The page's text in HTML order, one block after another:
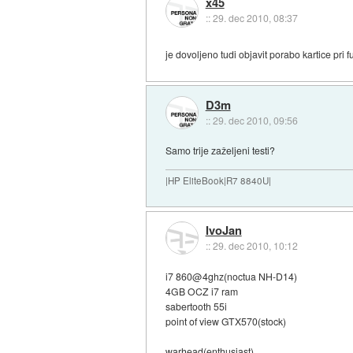
::29. dec 2010, 08:37
je dovoljeno tudi objavit porabo kartice pri
D3m
::29. dec 2010, 09:56
Samo trije zaželjeni testi?
|HP EliteBook|R7 8840U|
IvoJan
::29. dec 2010, 10:12
i7 860@4ghz(noctua NH-D14)
4GB OCZ i7 ram
sabertooth 55i
point of view GTX570(stock)